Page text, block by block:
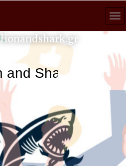
and Shark κάθε